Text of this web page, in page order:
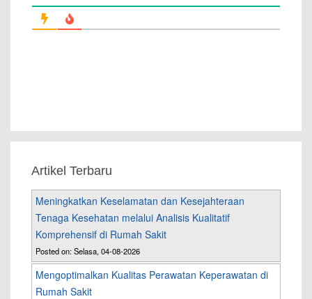
Artikel Terbaru
Meningkatkan Keselamatan dan Kesejahteraan
Tenaga Kesehatan melalui Analisis Kualitatif
Komprehensif di Rumah Sakit
Posted on: Selasa, 04-08-2026
Mengoptimalkan Kualitas Perawatan Keperawatan di
Rumah Sakit